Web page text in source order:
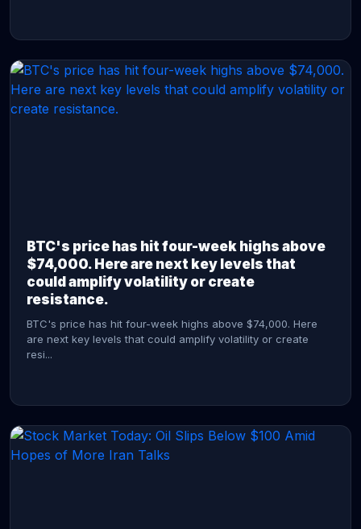
BTC's price has hit four-week highs above
$74,000. Here are next key levels that
could amplify volatility or create
resistance.
BTC's price has hit four-week highs above $74,000. Here
are next key levels that could amplify volatility or create
resi...